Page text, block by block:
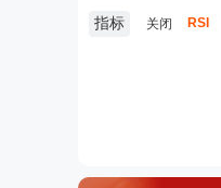
指标 关闭 RSI